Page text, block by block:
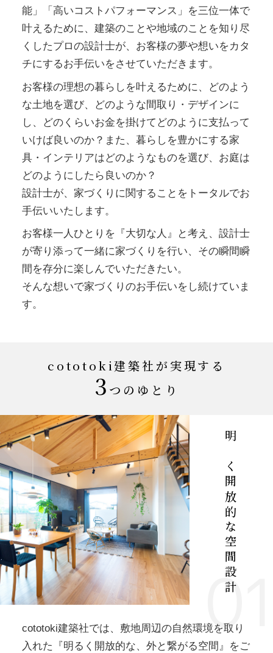
能」「高いコストパフォーマンス」を三位一体で
叶えるために、建築のことや地域のことを知り尽
くしたプロの設計士が、お客様の夢や想いをカタ
チにするお手伝いをさせていただきます。
お客様の理想の暮らしを叶えるために、どのよう
な土地を選び、どのような間取り・デザインに
し、どのくらいお金を掛けてどのように支払って
いけば良いのか？また、暮らしを豊かにする家
具・インテリアはどのようなものを選び、お庭は
どのようにしたら良いのか？
設計士が、家づくりに関することをトータルでお
手伝いいたします。
お客様一人ひとりを『大切な人』と考え、設計士
が寄り添って一緒に家づくりを行い、その瞬間瞬
間を存分に楽しんでいただきたい。
そんな想いで家づくりのお手伝いをし続けていま
す。
cototoki建築社が実現する
3 つのゆとり
01
明るく開放的な空間設計
cototoki建築社では、敷地周辺の自然環境を取り
入れた『明るく開放的な、外と繋がる空間』をご